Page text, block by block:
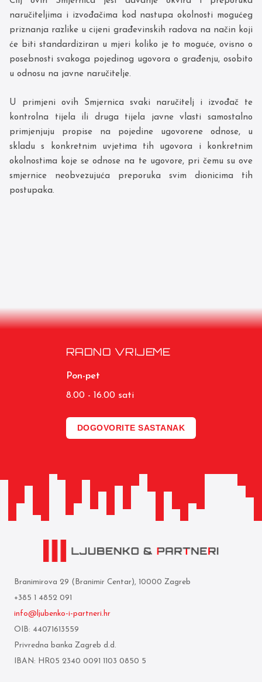
naručiteljima i izvođačima kod nastupa okolnosti mogućeg
priznanja razlike u cijeni građevinskih radova na način koji
će biti standardiziran u mjeri koliko je to moguće, ovisno o
posebnosti svakoga pojedinog ugovora o građenju, osobito
u odnosu na javne naručitelje.
U primjeni ovih Smjernica svaki naručitelj i izvođač te
kontrolna tijela ili druga tijela javne vlasti samostalno
primjenjuju propise na pojedine ugovorene odnose, u
skladu s konkretnim uvjetima tih ugovora i konkretnim
okolnostima koje se odnose na te ugovore, pri čemu su ove
smjernice neobvezujuća preporuka svim dionicima tih
postupaka.
RADNO VRIJEME
Pon-pet
8.00 - 16.00 sati
DOGOVORITE SASTANAK
Branimirova 29 (Branimir Centar), 10000 Zagreb
+385 1 4852 091
info@ljubenko-i-partneri.hr
OIB: 44071613559
Privredna banka Zagreb d.d.
IBAN: HR05 2340 0091 1103 0850 5